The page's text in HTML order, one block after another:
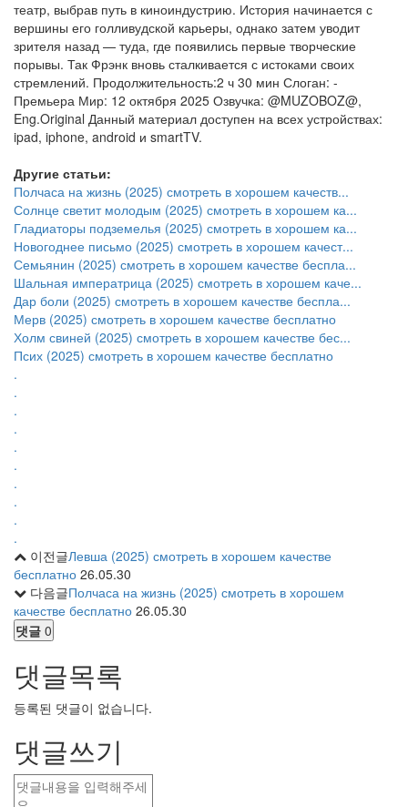
театр, выбрав путь в киноиндустрию. История начинается с
вершины его голливудской карьеры, однако затем уводит
зрителя назад — туда, где появились первые творческие
порывы. Так Фрэнк вновь сталкивается с истоками своих
стремлений. Продолжительность:2 ч 30 мин Слоган: -
Премьера Мир: 12 октября 2025 Озвучка: @MUZOBOZ@,
Eng.Original Данный материал доступен на всех устройствах:
ipad, iphone, android и smartTV.
Другие статьи:
Полчаса на жизнь (2025) смотреть в хорошем качеств...
Солнце светит молодым (2025) смотреть в хорошем ка...
Гладиаторы подземелья (2025) смотреть в хорошем ка...
Новогоднее письмо (2025) смотреть в хорошем качест...
Семьянин (2025) смотреть в хорошем качестве беспла...
Шальная императрица (2025) смотреть в хорошем каче...
Дар боли (2025) смотреть в хорошем качестве беспла...
Мерв (2025) смотреть в хорошем качестве бесплатно
Холм свиней (2025) смотреть в хорошем качестве бес...
Псих (2025) смотреть в хорошем качестве бесплатно
.
.
.
.
.
.
.
.
.
.
이전글Левша (2025) смотреть в хорошем качестве
бесплатно 26.05.30
다음글Полчаса на жизнь (2025) смотреть в хорошем
качестве бесплатно 26.05.30
댓글 0
댓글목록
등록된 댓글이 없습니다.
댓글쓰기